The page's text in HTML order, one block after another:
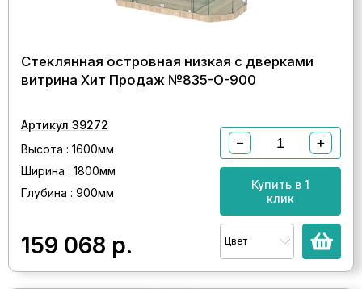
Стеклянная островная низкая с дверками
витрина Хит Продаж №835-О-900
Артикул 39272
Высота : 1600мм
Ширина : 1800мм
Глубина : 900мм
159 068 р.
− +
Купить в 1
клик
Цвет